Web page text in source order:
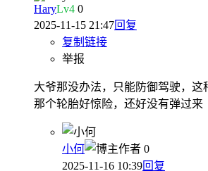
HaryLv4 0
2025-11-15 21:47回复
复制链接
举报
大爷那没办法，只能防御驾驶，这
那个轮胎好惊险，还好没有弹过来
小何 作者 0
2025-11-16 10:39回复